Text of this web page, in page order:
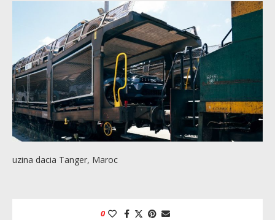
uzina dacia Tanger, Maroc
0